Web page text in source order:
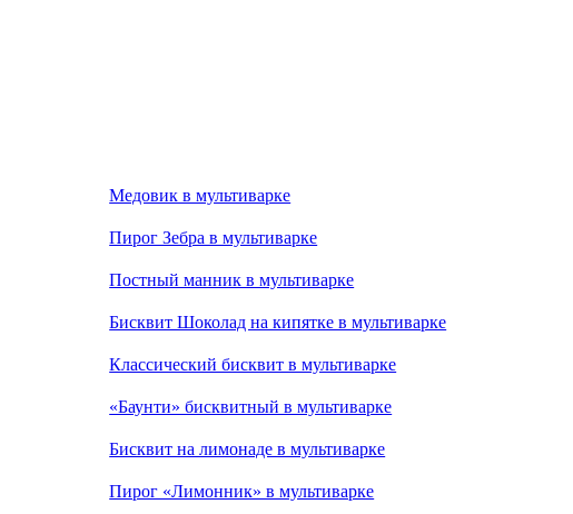
Медовик в мультиварке
Пирог Зебра в мультиварке
Постный манник в мультиварке
Бисквит Шоколад на кипятке в мультиварке
Классический бисквит в мультиварке
«Баунти» бисквитный в мультиварке
Бисквит на лимонаде в мультиварке
Пирог «Лимонник» в мультиварке